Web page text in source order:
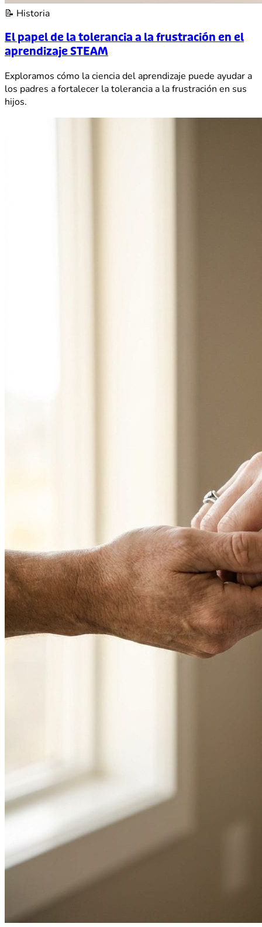
📝 Historia
El papel de la tolerancia a la frustración en el
aprendizaje STEAM
Exploramos cómo la ciencia del aprendizaje puede ayudar a
los padres a fortalecer la tolerancia a la frustración en sus
hijos.